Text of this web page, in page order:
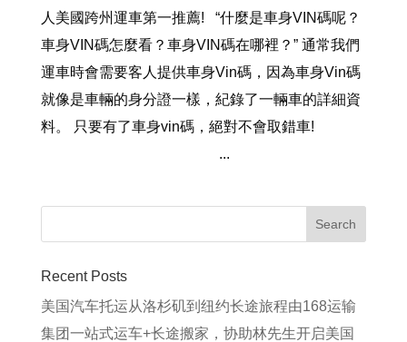
人美國跨州運車第一推薦! “什麼是車身VIN碼呢？
車身VIN碼怎麼看？車身VIN碼在哪裡？” 通常我們
運車時會需要客人提供車身Vin碼，因為車身Vin碼
就像是車輛的身分證一樣，紀錄了一輛車的詳細資
料。 只要有了車身vin碼，絕對不會取錯車!
...
Recent Posts
美国汽车托运从洛杉矶到纽约长途旅程由168运输
集团一站式运车+长途搬家，协助林先生开启美国